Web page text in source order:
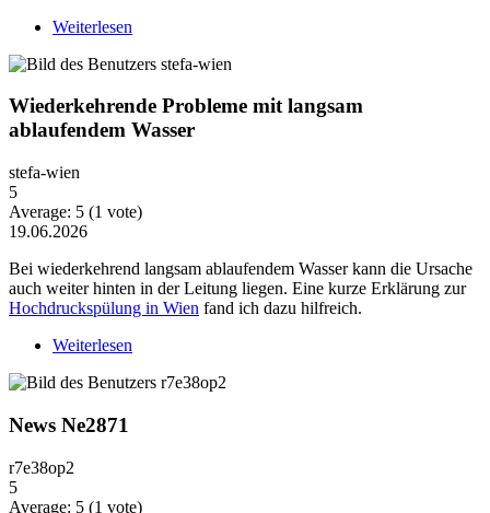
Weiterlesen
Wiederkehrende Probleme mit langsam
ablaufendem Wasser
stefa-wien
5
Average: 5 (1 vote)
19.06.2026
Bei wiederkehrend langsam ablaufendem Wasser kann die Ursache
auch weiter hinten in der Leitung liegen. Eine kurze Erklärung zur
Hochdruckspülung in Wien fand ich dazu hilfreich.
Weiterlesen
News Ne2871
r7e38op2
5
Average: 5 (1 vote)